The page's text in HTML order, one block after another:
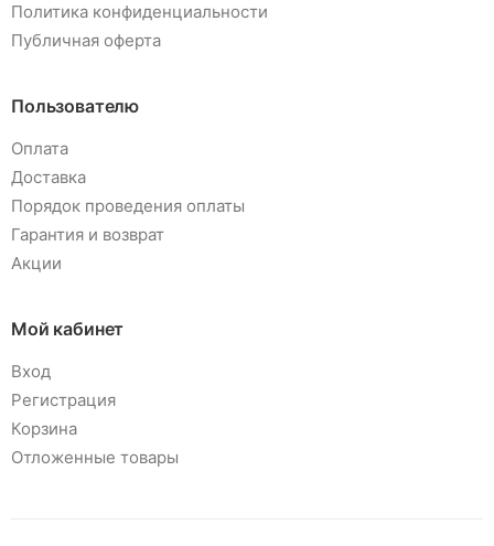
Политика конфиденциальности
Публичная оферта
Пользователю
Оплата
Доставка
Порядок проведения оплаты
Гарантия и возврат
Акции
Мой кабинет
Вход
Регистрация
Корзина
Отложенные товары